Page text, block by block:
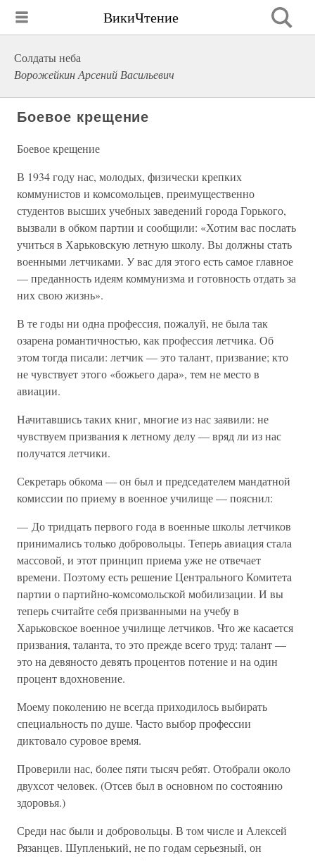
ВикиЧтение
Солдаты неба
Ворожейкин Арсений Васильевич
Боевое крещение
Боевое крещение
В 1934 году нас, молодых, физически крепких
коммунистов и комсомольцев, преимущественно
студентов высших учебных заведений города Горького,
вызвали в обком партии и сообщили: «Хотим вас послать
учиться в Харьковскую летную школу. Вы должны стать
военными летчиками. У вас для этого есть самое главное
— преданность идеям коммунизма и готовность отдать за
них свою жизнь».
В те годы ни одна профессия, пожалуй, не была так
озарена романтичностью, как профессия летчика. Об
этом тогда писали: летчик — это талант, призвание; кто
не чувствует этого «божьего дара», тем не место в
авиации.
Начитавшись таких книг, многие из нас заявили: не
чувствуем призвания к летному делу — вряд ли из нас
получатся летчики.
Секретарь обкома — он был и председателем мандатной
комиссии по приему в военное училище — пояснил:
— До тридцать первого года в военные школы летчиков
принимались только добровольцы. Теперь авиация стала
массовой, и этот принцип приема уже не отвечает
времени. Поэтому есть решение Центрального Комитета
партии о партийно-комсомольской мобилизации. И вы
теперь считайте себя призванными на учебу в
Харьковское военное училище летчиков. Что же касается
призвания, таланта, то это прежде всего труд: талант —
это на девяносто девять процентов потение и на один
процент вдохновение.
Моему поколению не всегда приходилось выбирать
специальность по душе. Часто выбор профессии
диктовало суровое время.
Проверили нас, более пяти тысяч ребят. Отобрали около
двухсот человек. (Отсев был в основном по состоянию
здоровья.)
Среди нас были и добровольцы. В том числе и Алексей
Рязанцев. Шупленький, не по годам серьезный, он